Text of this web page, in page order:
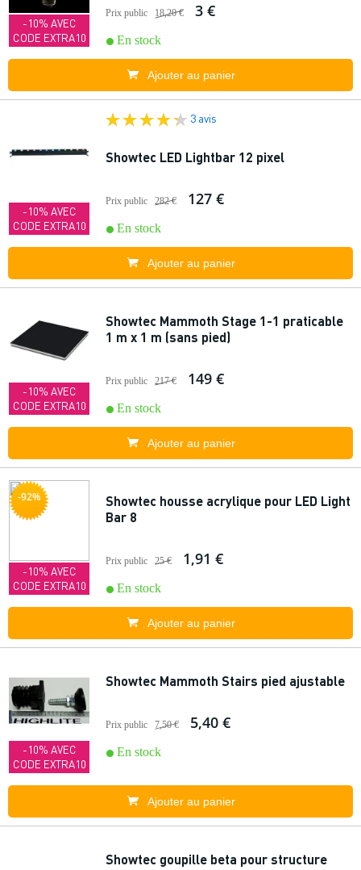
-10% AVEC
CODE EXTRA10
Prix public 18,20 € 3 €
En stock
Ajouter au panier
-10% AVEC
CODE EXTRA10
3 avis
Showtec LED Lightbar 12 pixel
Prix public 282 € 127 €
En stock
Ajouter au panier
-10% AVEC
CODE EXTRA10
Showtec Mammoth Stage 1-1 praticable
1 m x 1 m (sans pied)
Prix public 217 € 149 €
En stock
Ajouter au panier
-92%
-10% AVEC
CODE EXTRA10
Showtec housse acrylique pour LED Light
Bar 8
Prix public 25 € 1,91 €
En stock
Ajouter au panier
-10% AVEC
CODE EXTRA10
Showtec Mammoth Stairs pied ajustable
Prix public 7,50 € 5,40 €
En stock
Ajouter au panier
Showtec goupille beta pour structure